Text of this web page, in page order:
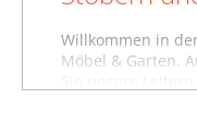
Willkommen in
Möbel & Garten.
Sie unsere Leitern